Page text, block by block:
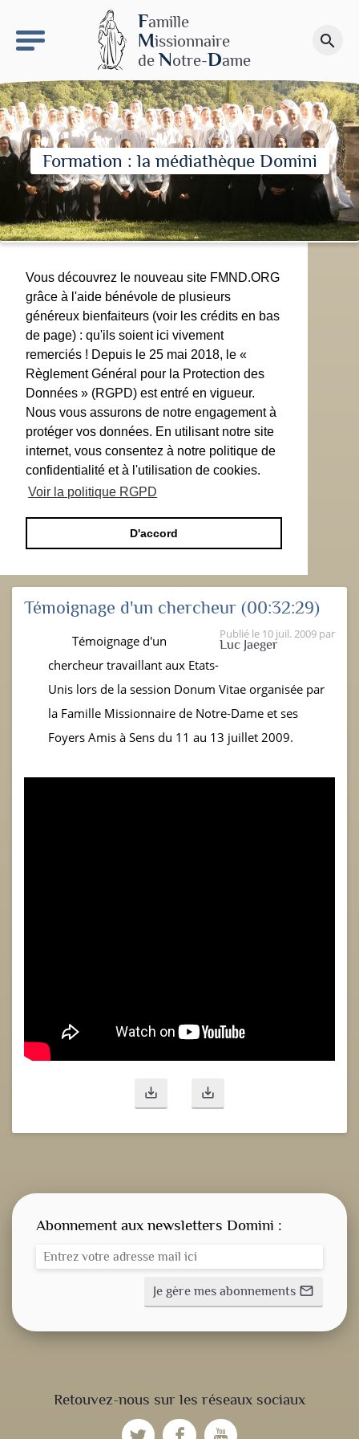
Famille
Missionnaire
de Notre-Dame
search
Faire un don
Formation : la médiathèque Domini
Vous découvrez le nouveau site FMND.ORG
grâce à l'aide bénévole de plusieurs
généreux bienfaiteurs (voir les crédits en bas
de page) : qu'ils soient ici vivement
remerciés ! Depuis le 25 mai 2018, le «
Règlement Général pour la Protection des
Données » (RGPD) est entré en vigueur.
Nous vous assurons de notre engagement à
protéger vos données. En utilisant notre site
internet, vous consentez à notre politique de
confidentialité et à l'utilisation de cookies.
Voir la politique RGPD
D'accord
Témoignage d'un chercheur (00:32:29)
Publié le 10 juil. 2009 par
Luc Jaeger
Témoignage d'un
chercheur travaillant aux Etats-
Unis lors de la session Donum Vitae organisée par
la Famille Missionnaire de Notre-Dame et ses
Foyers Amis à Sens du 11 au 13 juillet 2009.
save_alt save_alt
Retouvez-nous sur les réseaux sociaux
Abonnement aux newsletters Domini :
Je gère mes abonnements mail_outline